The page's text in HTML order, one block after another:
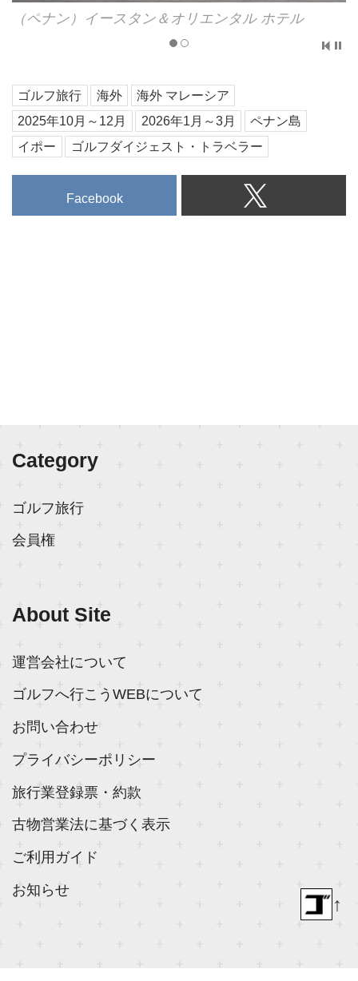
（ペナン）イースタン＆オリエンタル ホテル
ゴルフ旅行 海外
海外 マレーシア
2025年10月～12月
2026年1月～3月
ペナン島
イポー
ゴルフダイジェスト・トラベラー
Facebook
Category
ゴルフ旅行
会員権
About Site
運営会社について
ゴルフへ行こうWEBについて
お問い合わせ
プライバシーポリシー
旅行業登録票・約款
古物営業法に基づく表示
ご利用ガイド
お知らせ
↑